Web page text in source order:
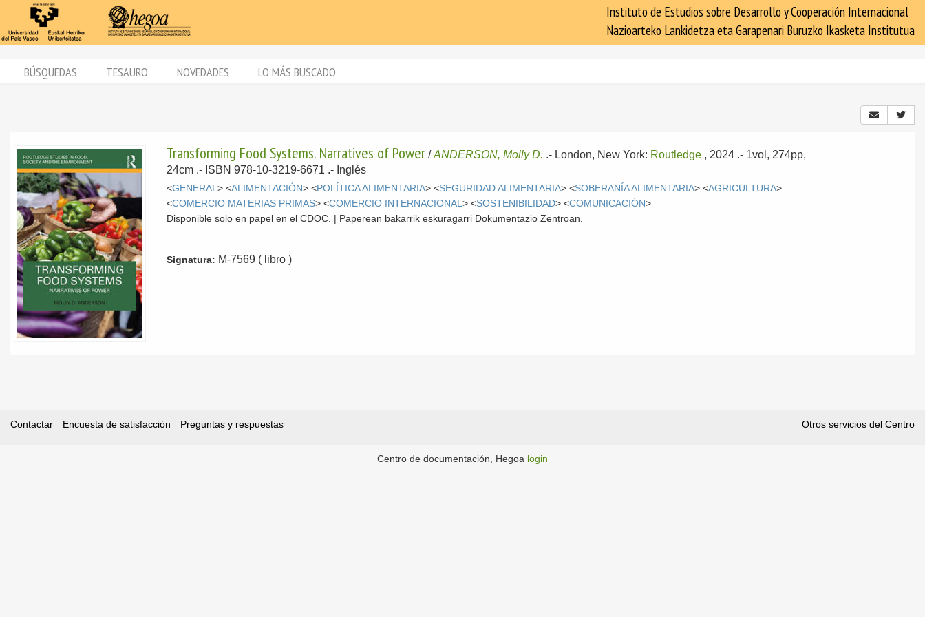
Instituto de Estudios sobre Desarrollo y Cooperación Internacional
Nazioarteko Lankidetza eta Garapenari Buruzko Ikasketa Institutua
BÚSQUEDAS TESAURO NOVEDADES LO MÁS BUSCADO
Transforming Food Systems. Narratives of Power /ANDERSON, Molly D. .- London, New York: Routledge , 2024 .- 1vol, 274pp,
24cm .- ISBN 978-10-3219-6671 .- Inglés
<GENERAL> <ALIMENTACIÓN> <POLÍTICA ALIMENTARIA> <SEGURIDAD ALIMENTARIA> <SOBERANÍA ALIMENTARIA> <AGRICULTURA>
<COMERCIO MATERIAS PRIMAS> <COMERCIO INTERNACIONAL> <SOSTENIBILIDAD> <COMUNICACIÓN>
Disponible solo en papel en el CDOC. | Paperean bakarrik eskuragarri Dokumentazio Zentroan.
Signatura: M-7569 ( libro )
Contactar Encuesta de satisfacción Preguntas y respuestas Otros servicios del Centro
Centro de documentación, Hegoa login